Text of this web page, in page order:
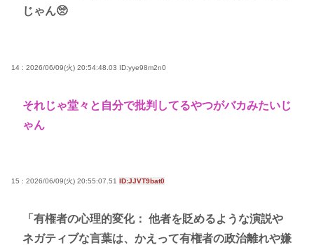
じゃん🥺
14 : 2026/06/09(火) 20:54:48.03 ID:yye98m2n0
それじゃ堂々と自分で批判してるやつがバカみたいじ
ゃん
15 : 2026/06/09(火) 20:55:07.51 ID:JJVT9bat0
「有権者の心理的変化： 他者を貶めるような演説や
ネガティブな言葉は、かえって有権者の政治離れや嫌